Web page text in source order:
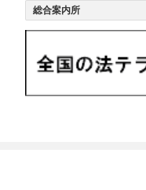
総合案内所